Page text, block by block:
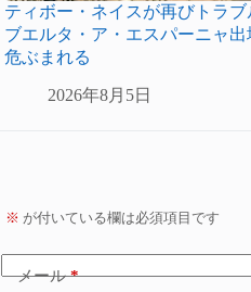
ティボー・ネイスが再びトラブ
ブエルタ・ア・エスパーニャ出
危ぶまれる
2026年8月5日
※ が付いている欄は必須項目です
メール*